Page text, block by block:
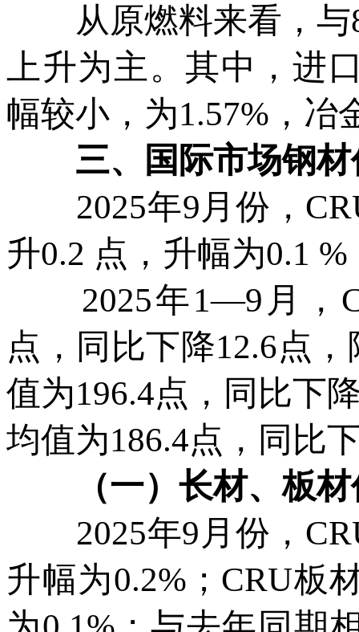
从原燃料来看，与8
上升为主。其中，进
幅较小，为1.57%，冶
三、国际市场钢材
2025年9月份，
升0.2 点，升幅为0.1
2025年1—9月，
点，同比下降12.6点
值为196.4点，同比下
均值为186.4点，同比
（一）长材、板材
2025年9月份，
升幅为0.2%；CRU板